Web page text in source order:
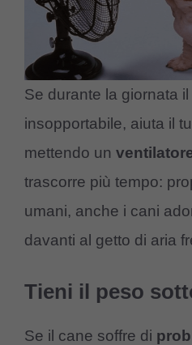
Se durante la giornata
insopportabile, aiuta il
mettendo un
trascorre più tempo:
umani, anche i cani
davanti al getto di aria
Tieni il peso
Se il cane soffre di